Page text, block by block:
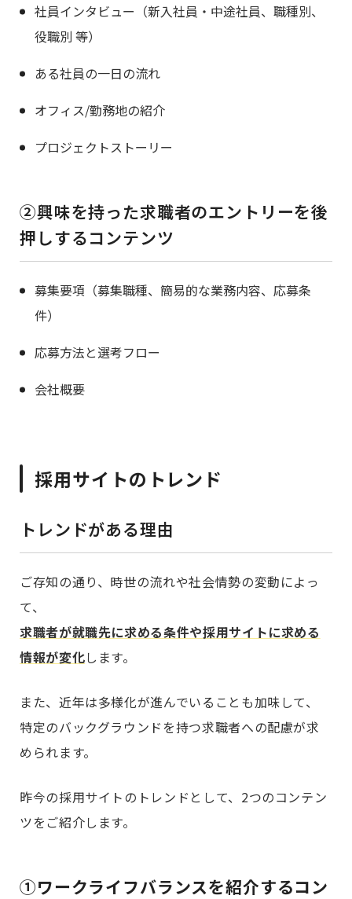
社員インタビュー（新入社員・中途社員、職種別、
役職別 等）
ある社員の一日の流れ
オフィス/勤務地の紹介
プロジェクトストーリー
②興味を持った求職者のエントリーを後
押しするコンテンツ
募集要項（募集職種、簡易的な業務内容、応募条
件）
応募方法と選考フロー
会社概要
採用サイトのトレンド
トレンドがある理由
ご存知の通り、時世の流れや社会情勢の変動によっ
て、
求職者が就職先に求める条件や採用サイトに求める
情報が変化します。
また、近年は多様化が進んでいることも加味して、
特定のバックグラウンドを持つ求職者への配慮が求
められます。
昨今の採用サイトのトレンドとして、2つのコンテン
ツをご紹介します。
①ワークライフバランスを紹介するコン